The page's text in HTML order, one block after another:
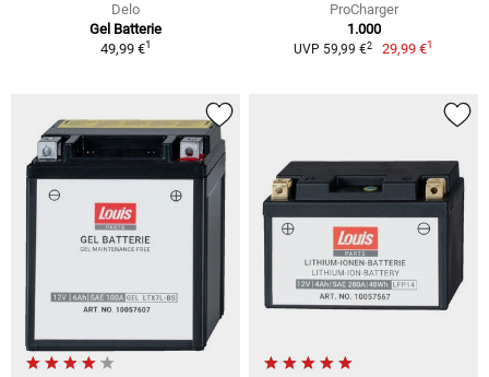
Delo
Gel Batterie
49,99 €1
ProCharger
1.000
UVP 59,99 €2 29,99 €1